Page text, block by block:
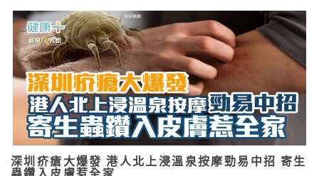
深圳疥瘡大爆發 港人北上浸溫泉按摩勁易中招 寄生
蟲鑽入皮膚惹全家